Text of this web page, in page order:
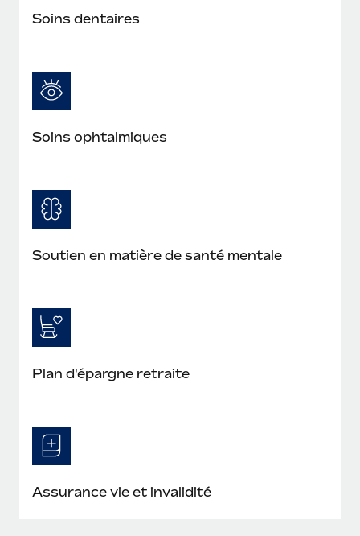
En savoir plus
Soins dentaires
Soins ophtalmiques
Soutien en matière de santé mentale
Plan d'épargne retraite
Assurance vie et invalidité